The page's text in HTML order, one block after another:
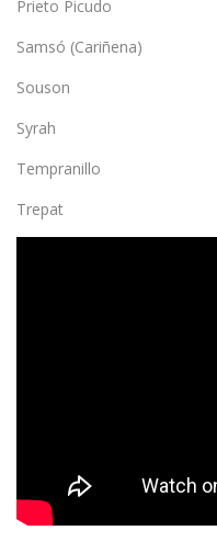
Prieto Picudo
Samsó (Cariñena)
Souson
Syrah
Tempranillo
Trepat